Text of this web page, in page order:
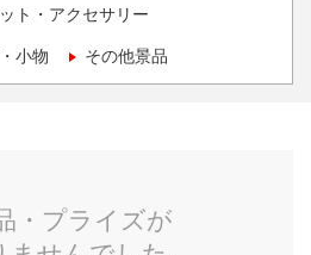
ト・アクセサリー
小物 その他景品